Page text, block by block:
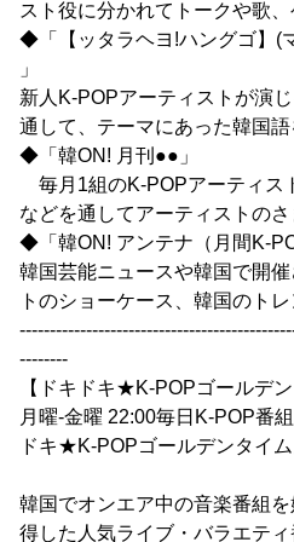
スト役に分かれてトークや歌
◆「【ッタラヘヨ!ハングゴ】(
」
新人K-POPアーティストが演
通して、テーマにあった韓国語
◆「韓ON! 月刊●●」
毎月1組のK-POPアーティス
などを通してアーティストのさ
◆「韓ON! アンテナ（月間K-
韓国芸能ニュースや韓国で開
トのショーケース、韓国のト
--------
【ドキドキ★K-POPゴールデン
月曜-金曜 22:00毎日K-POP番
ドキ★K-POPゴールデンタイ
韓国でオンエア中の音楽番組
得した人気ライブ・バラエテ